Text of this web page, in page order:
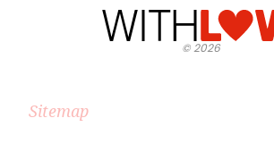
©2026
Sitemap